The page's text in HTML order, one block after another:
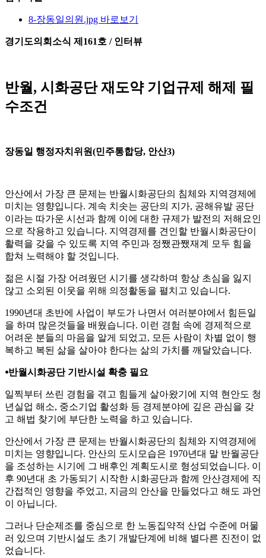
8-장동일의원.jpg 바로보기
경기도의회소식 제 161호 / 인터뷰
반월, 시화공단 재도약 기업규제 해제 필
수조건
장동일 행정자치위원(민주통합당, 안산3)
안산에서 가장 큰 문제는 반월시화공단의 침체와 지역경제에
미치는 영향입니다. 계속 치솟는 공단의 지가, 공해유발 공단
이라는 따가운 시선과 함께 이에 대한 규제가 발전의 저해요인
으로 작용하고 있습니다. 지역경제를 견인할 반월시화공단이
활력을 갖을 수 있도록 지역 주민과 정쨌관쨌재계 모두 힘을
합쳐 노력해야 할 것입니다.
젊은 시절 가장 어려웠던 시기를 생각하며 항상 초심을 잃지
않고 소외된 이웃을 위해 의정활동을 펼치고 있습니다.
1990년대 초반에 사업이 부도가 나면서 여러분야에서 힘든일
을 하며 많은것들을 배웠습니다. 이런 경험 속에 경제적으로
어려운 분들의 마음을 알게 되었고, 모든 사람이 차별 없이 행
복하고 복된 삶을 살아야 한다는 삶의 가치를 깨달았습니다.
⦁반월시화공단 기반시설 확충 필요
일찍부터 쓰린 경험을 겪고 힘들게 살아왔기에 지역 현안도 청
년실업 해소, 중소기업 활성화 등 경제분야에 깊은 관심을 갖
고 해법 찾기에 부단한 노력을 하고 있습니다.
안산에서 가장 큰 문제는 반월시화공단의 침체와 지역경제에
미치는 영향입니다. 안산의 도시모습은 1970년대 말 반월공단
을 조성하는 시기에 그 배후인 계획도시로 형성되었습니다. 이
후 90년대 초 가동되기 시작한 시화공단과 함께 안산경제에 직
간접적인 영향을 주었고, 지금의 안산을 만들었다고 해도 과언
이 아닙니다.
그러나 단순제조를 중심으로 한 노동집약적 산업 수준에 머물
러 있으며 기반시설도 초기 개발단계에 비해 별다른 진전이 없
었습니다.